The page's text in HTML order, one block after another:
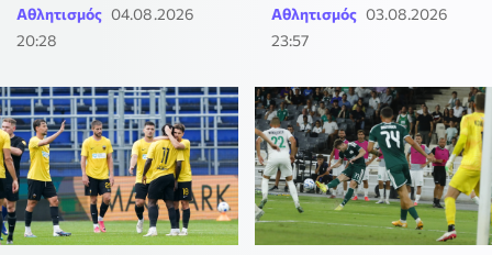
Αθλητισμός 04.08.2026
20:28
Αθλητισμός 03.08.2026
23:57